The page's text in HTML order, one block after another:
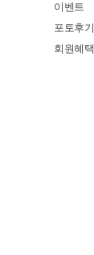
이벤트
포토후기
회원혜택